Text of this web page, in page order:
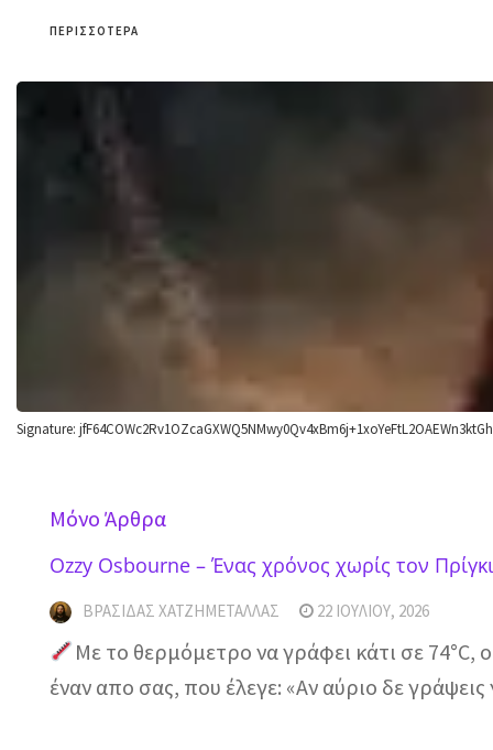
ΠΕΡΙΣΣΌΤΕΡΑ
Signature:
Mόνο Άρθρα
Ozzy Osbourne – Ένας χρόνος χωρίς τον
ΒΡΑΣΊΔΑΣ ΧΑΤΖΗΜΕΤΑΛΛΆΣ 22 ΙΟΥΛΊΟΥ, 2026
Με το θερμόμετρο να γράφει κάτι σε
έναν απο σας, που έλεγε: «Αν αύριο δε